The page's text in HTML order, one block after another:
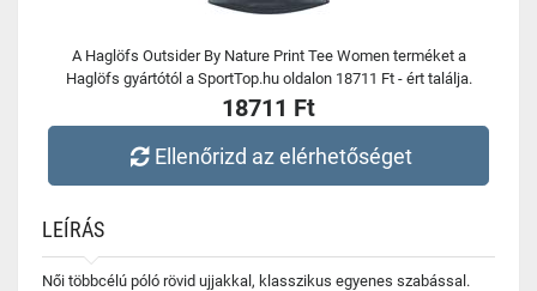
A Haglöfs Outsider By Nature Print Tee Women terméket a
Haglöfs gyártótól a SportTop.hu oldalon 18711 Ft - ért találja.
18711 Ft
Ellenőrizd az elérhetőséget
LEÍRÁS
Női többcélú póló rövid ujjakkal, klasszikus egyenes szabással.